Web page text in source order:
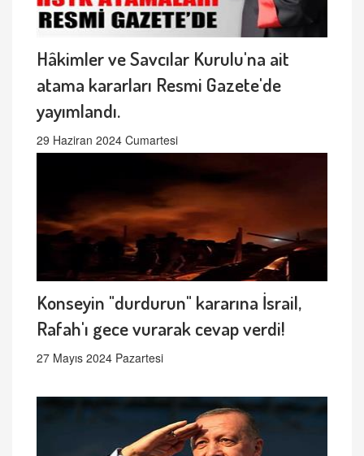
Hâkimler ve Savcılar Kurulu'na ait
atama kararları Resmi Gazete'de
yayımlandı.
29 Haziran 2024 Cumartesi
Konseyin "durdurun" kararına İsrail,
Rafah'ı gece vurarak cevap verdi!
27 Mayıs 2024 Pazartesi